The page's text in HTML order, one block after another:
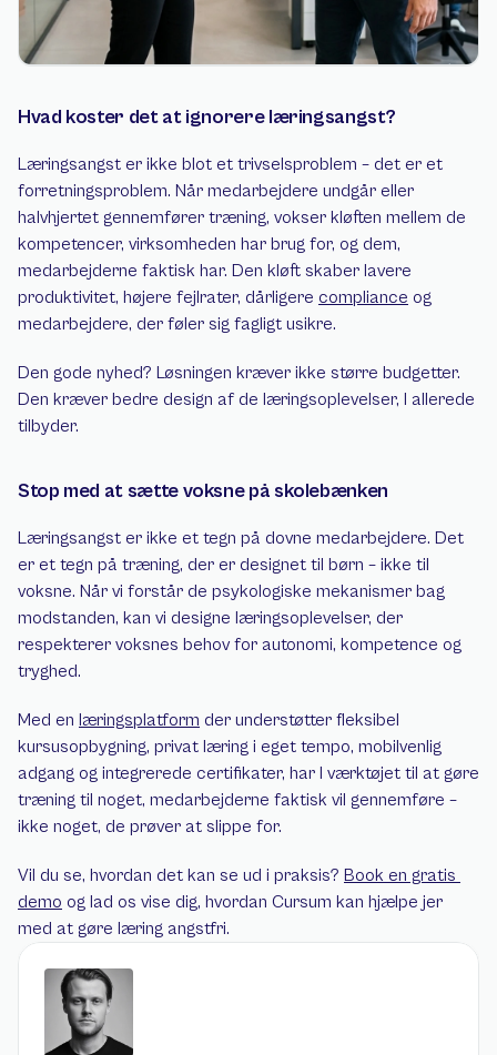
Hvad koster det at ignorere læringsangst?
Læringsangst er ikke blot et trivselsproblem – det er et
forretningsproblem. Når medarbejdere undgår eller
halvhjertet gennemfører træning, vokser kløften mellem de
kompetencer, virksomheden har brug for, og dem,
medarbejderne faktisk har. Den kløft skaber lavere
produktivitet, højere fejlrater, dårligere compliance og
medarbejdere, der føler sig fagligt usikre.
Den gode nyhed? Løsningen kræver ikke større budgetter.
Den kræver bedre design af de læringsoplevelser, I allerede
tilbyder.
Stop med at sætte voksne på skolebænken
Læringsangst er ikke et tegn på dovne medarbejdere. Det
er et tegn på træning, der er designet til børn – ikke til
voksne. Når vi forstår de psykologiske mekanismer bag
modstanden, kan vi designe læringsoplevelser, der
respekterer voksnes behov for autonomi, kompetence og
tryghed.
Med en læringsplatform der understøtter fleksibel
kursusopbygning, privat læring i eget tempo, mobilvenlig
adgang og integrerede certifikater, har I værktøjet til at gøre
træning til noget, medarbejderne faktisk vil gennemføre –
ikke noget, de prøver at slippe for.
Vil du se, hvordan det kan se ud i praksis? Book en gratis
demo og lad os vise dig, hvordan Cursum kan hjælpe jer
med at gøre læring angstfri.